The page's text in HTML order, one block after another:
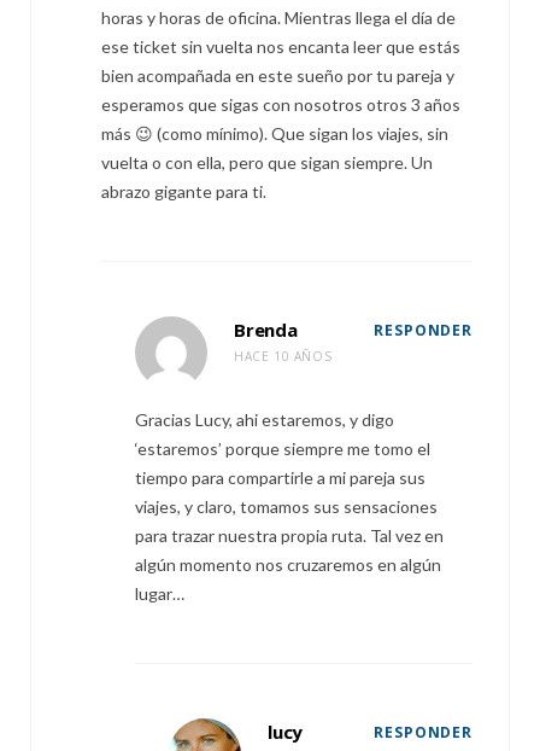
horas y horas de oficina. Mientras llega el día de
ese ticket sin vuelta nos encanta leer que estás
bien acompañada en este sueño por tu pareja y
esperamos que sigas con nosotros otros 3 años
más 😉 (como mínimo). Que sigan los viajes, sin
vuelta o con ella, pero que sigan siempre. Un
abrazo gigante para ti.
Brenda
HACE 10 AÑOS
RESPONDER
Gracias Lucy, ahi estaremos, y digo
‘estaremos’ porque siempre me tomo el
tiempo para compartirle a mi pareja sus
viajes, y claro, tomamos sus sensaciones
para trazar nuestra propia ruta. Tal vez en
algún momento nos cruzaremos en algún
lugar…
lucy RESPONDER